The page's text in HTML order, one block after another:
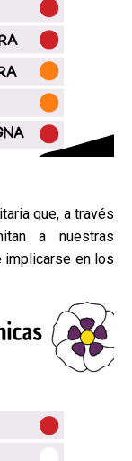
que, a través
a nuestras
implicarse en los